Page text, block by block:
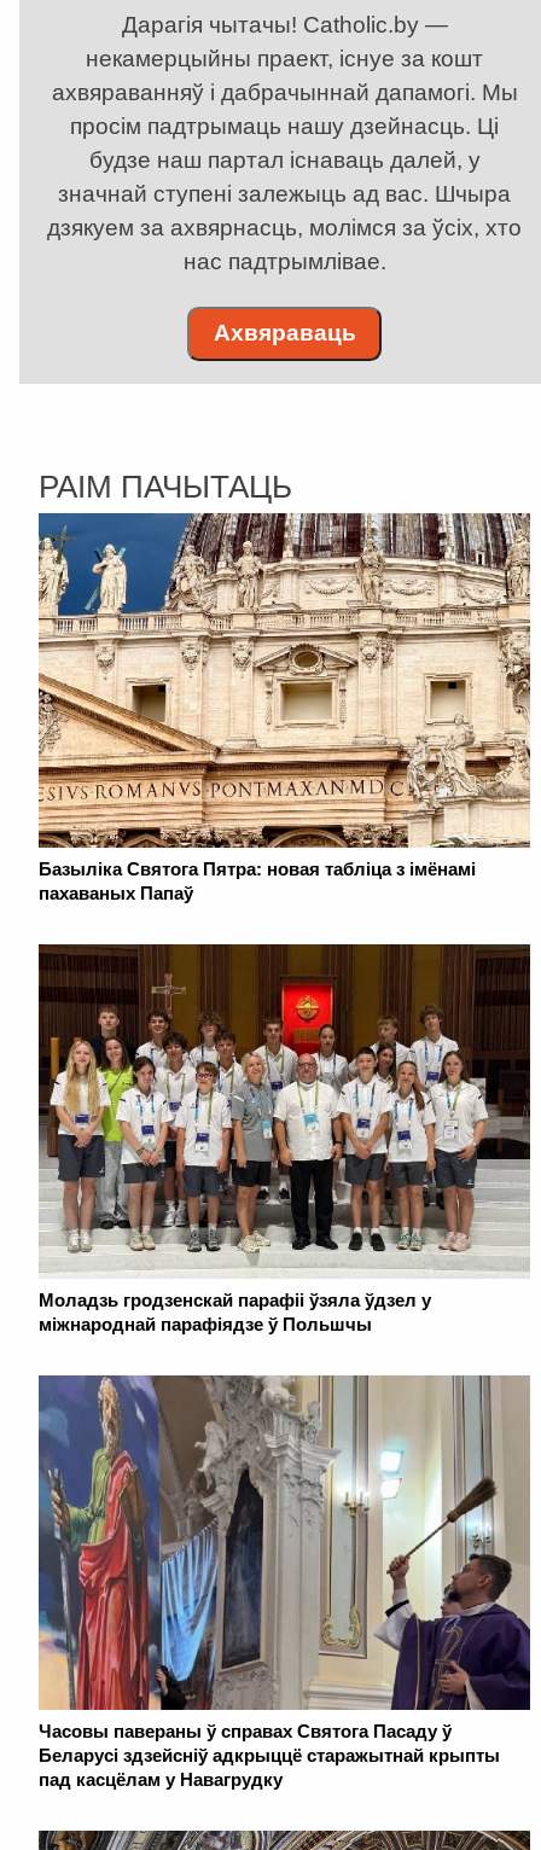
Дарагія чытачы! Catholic.by —
некамерцыйны праект, існуе за кошт
ахвяраванняў і дабрачыннай дапамогі. Мы
просім падтрымаць нашу дзейнасць. Ці
будзе наш партал існаваць далей, у
значнай ступені залежыць ад вас. Шчыра
дзякуем за ахвярнасць, молімся за ўсіх, хто
нас падтрымлівае.
Ахвяраваць
РАІМ ПАЧЫТАЦЬ
Базыліка Святога Пятра: новая табліца з імёнамі
пахаваных Папаў
Моладзь гродзенскай парафіі ўзяла ўдзел у
міжнароднай парафіядзе ў Польшчы
Часовы павераны ў справах Святога Пасаду ў
Беларусі здзейсніў адкрыццё старажытнай крыпты
пад касцёлам у Навагрудку